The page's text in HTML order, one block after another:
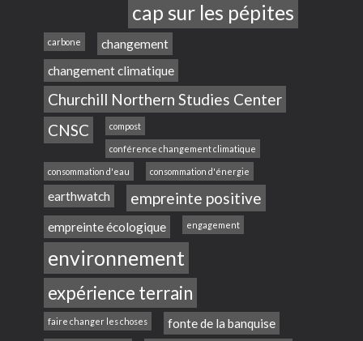
cap sur les pépites
carbone
changement
changement climatique
Churchill Northern Studies Center
CNSC
compost
conférence changement climatique
consommation d'eau consommation d'énergie
earthwatch empreinte positive
empreinte écologique engagement
environnement
expérience terrain
faire changer les choses fonte de la banquise